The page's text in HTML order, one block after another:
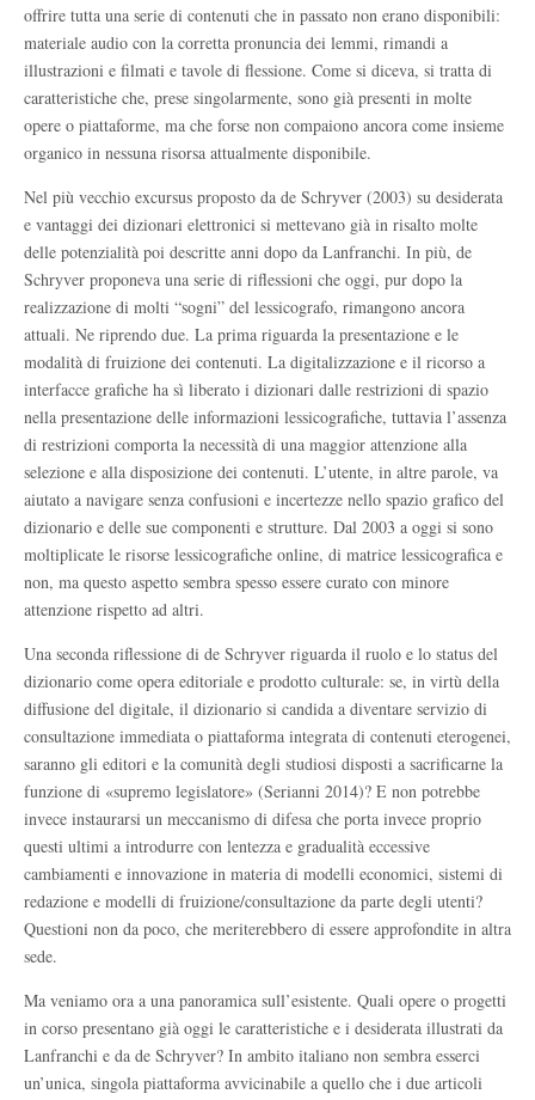
offrire tutta una serie di contenuti che in passato non erano disponibili:
materiale audio con la corretta pronuncia dei lemmi, rimandi a
illustrazioni e filmati e tavole di flessione. Come si diceva, si tratta di
caratteristiche che, prese singolarmente, sono già presenti in molte
opere o piattaforme, ma che forse non compaiono ancora come insieme
organico in nessuna risorsa attualmente disponibile.
Nel più vecchio excursus proposto da de Schryver (2003) su desiderata
e vantaggi dei dizionari elettronici si mettevano già in risalto molte
delle potenzialità poi descritte anni dopo da Lanfranchi. In più, de
Schryver proponeva una serie di riflessioni che oggi, pur dopo la
realizzazione di molti “sogni” del lessicografo, rimangono ancora
attuali. Ne riprendo due. La prima riguarda la presentazione e le
modalità di fruizione dei contenuti. La digitalizzazione e il ricorso a
interfacce grafiche ha sì liberato i dizionari dalle restrizioni di spazio
nella presentazione delle informazioni lessicografiche, tuttavia l’assenza
di restrizioni comporta la necessità di una maggior attenzione alla
selezione e alla disposizione dei contenuti. L’utente, in altre parole, va
aiutato a navigare senza confusioni e incertezze nello spazio grafico del
dizionario e delle sue componenti e strutture. Dal 2003 a oggi si sono
moltiplicate le risorse lessicografiche online, di matrice lessicografica e
non, ma questo aspetto sembra spesso essere curato con minore
attenzione rispetto ad altri.
Una seconda riflessione di de Schryver riguarda il ruolo e lo status del
dizionario come opera editoriale e prodotto culturale: se, in virtù della
diffusione del digitale, il dizionario si candida a diventare servizio di
consultazione immediata o piattaforma integrata di contenuti eterogenei,
saranno gli editori e la comunità degli studiosi disposti a sacrificarne la
funzione di «supremo legislatore» (Serianni 2014)? E non potrebbe
invece instaurarsi un meccanismo di difesa che porta invece proprio
questi ultimi a introdurre con lentezza e gradualità eccessive
cambiamenti e innovazione in materia di modelli economici, sistemi di
redazione e modelli di fruizione/consultazione da parte degli utenti?
Questioni non da poco, che meriterebbero di essere approfondite in altra
sede.
Ma veniamo ora a una panoramica sull’esistente. Quali opere o progetti
in corso presentano già oggi le caratteristiche e i desiderata illustrati da
Lanfranchi e da de Schryver? In ambito italiano non sembra esserci
un’unica, singola piattaforma avvicinabile a quello che i due articoli